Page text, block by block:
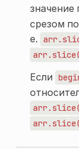
значение
срезом
е.
Если